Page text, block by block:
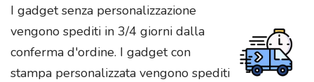
I gadget senza personalizzazione
vengono spediti in 3/4 giorni dalla
conferma d'ordine. I gadget con
stampa personalizzata vengono spediti